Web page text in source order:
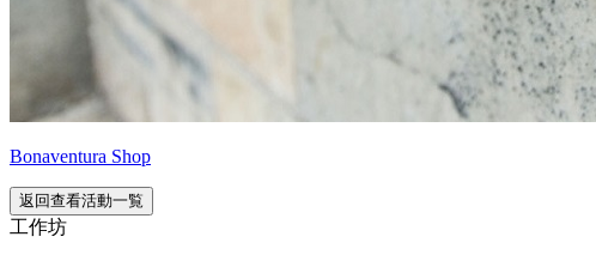
Bonaventura Shop
返回查看活動一覧
工作坊